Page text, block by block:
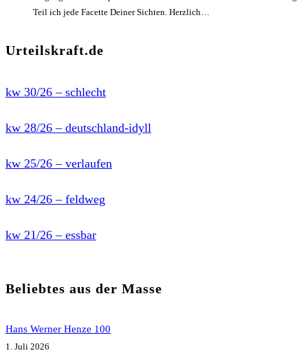
Teil ich jede Facette Deiner Sichten. Herzlich…
Urteilskraft.de
kw 30/26 – schlecht
kw 28/26 – deutschland-idyll
kw 25/26 – verlaufen
kw 24/26 – feldweg
kw 21/26 – essbar
Beliebtes aus der Masse
Hans Werner Henze 100
1. Juli 2026